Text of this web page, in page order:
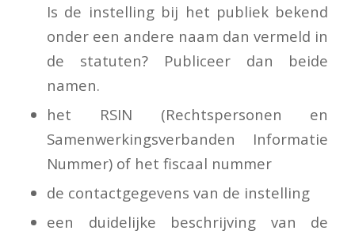
Is de instelling bij het publiek bekend
onder een andere naam dan vermeld in
de statuten? Publiceer dan beide
namen.
het RSIN (Rechtspersonen en
Samenwerkingsverbanden Informatie
Nummer) of het fiscaal nummer
de contactgegevens van de instelling
een duidelijke beschrijving van de